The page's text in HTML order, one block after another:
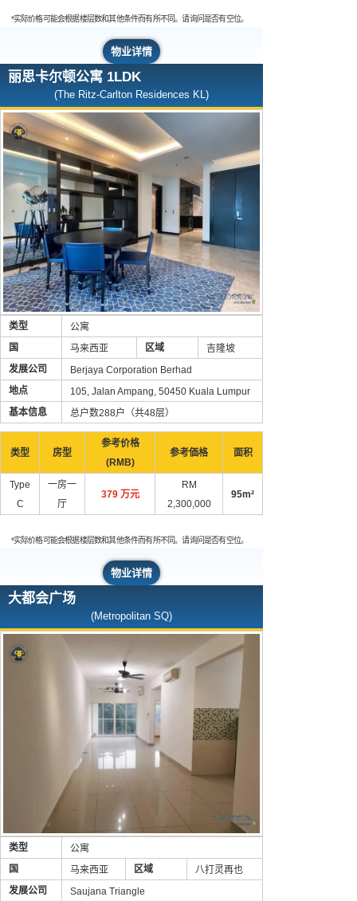
*实际价格可能会根据楼层数和其他条件而有所不同。请询问是否有空位。
物业详情
丽思卡尔顿公寓 1LDK
(The Ritz-Carlton Residences KL)
类型
公寓
国
马来西亚 区域
吉隆坡
发展公司
Berjaya Corporation Berhad
地点
105, Jalan Ampang, 50450 Kuala Lumpur
基本信息
总户数288户（共48层）
类型 房型
参考价格
(RMB)
参考価格 面积
Type
C
一房一
厅
379 万元
RM
2,300,000
95m²
*实际价格可能会根据楼层数和其他条件而有所不同。请询问是否有空位。
物业详情
大都会广场
(Metropolitan SQ)
类型
公寓
国
马来西亚 区域
八打灵再也
发展公司
Saujana Triangle